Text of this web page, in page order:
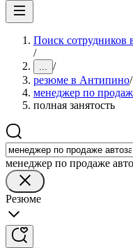
Поиск сотрудников
/
... /
резюме в Антипино/
менеджер по
полная занятость
менеджер по продаже
Резюме